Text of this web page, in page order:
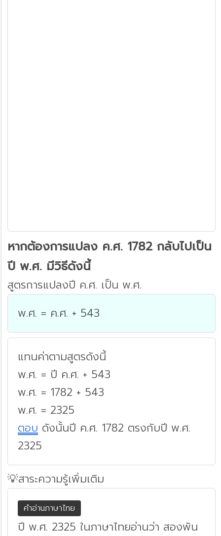
หากต้องการแปลง ค.ศ. 1782 กลับไปเป็น
ปี พ.ศ. มีวิธีดังนี้
สูตรการแปลงปี ค.ศ. เป็น พ.ศ.
พ.ศ. = ค.ศ. + 543
แทนค่าตามสูตรดังนี้
พ.ศ. = ปี ค.ศ. + 543
พ.ศ. = 1782 + 543
พ.ศ. = 2325
ตอบ ดังนั้นปี ค.ศ. 1782 ตรงกับปี พ.ศ.
2325
💡สาระความรู้เพิ่มเติม
คำอ่านภาษาไทย
ปี พ.ศ. 2325 ในภาษาไทยอ่านว่า สองพัน